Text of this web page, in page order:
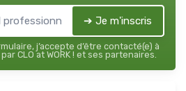
➔ Je m'inscris
j’accepte d’être contacté(e) à
CLO at WORK ! et ses partenaires.